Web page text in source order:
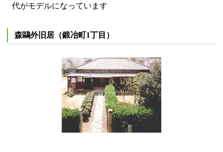
代がモデルになっています
森鷗外旧居（鍛冶町1丁目）